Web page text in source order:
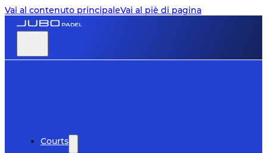
Vai al contenuto principaleVai al piè di pagina
Courts